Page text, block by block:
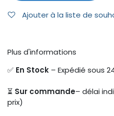
Ajouter à la liste de
Plus d'informations
✅ En Stock – Expédié sous
⏳ Sur commande– délai
prix)